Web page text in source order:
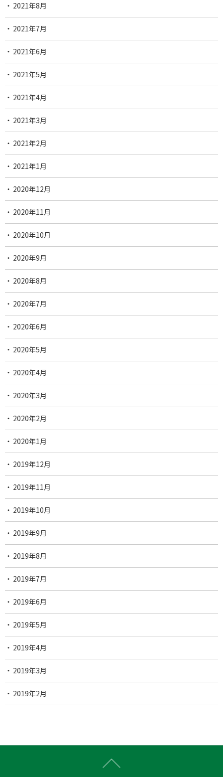
2021年8月
2021年7月
2021年6月
2021年5月
2021年4月
2021年3月
2021年2月
2021年1月
2020年12月
2020年11月
2020年10月
2020年9月
2020年8月
2020年7月
2020年6月
2020年5月
2020年4月
2020年3月
2020年2月
2020年1月
2019年12月
2019年11月
2019年10月
2019年9月
2019年8月
2019年7月
2019年6月
2019年5月
2019年4月
2019年3月
2019年2月